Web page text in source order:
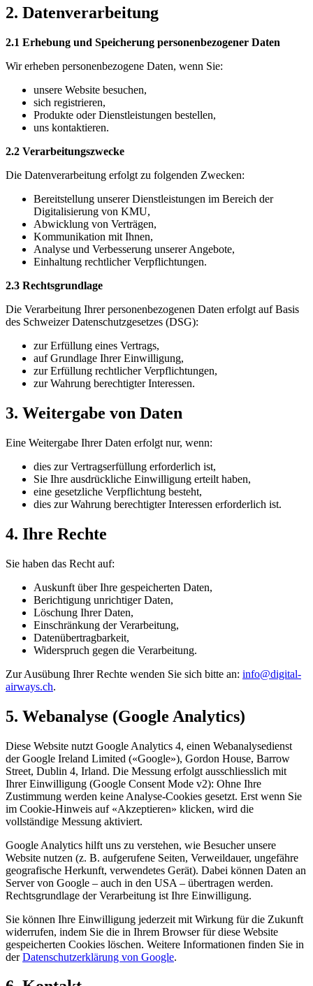
2. Datenverarbeitung
2.1 Erhebung und Speicherung personenbezogener Daten
Wir erheben personenbezogene Daten, wenn Sie:
unsere Website besuchen,
sich registrieren,
Produkte oder Dienstleistungen bestellen,
uns kontaktieren.
2.2 Verarbeitungszwecke
Die Datenverarbeitung erfolgt zu folgenden Zwecken:
Bereitstellung unserer Dienstleistungen im Bereich der
Digitalisierung von KMU,
Abwicklung von Verträgen,
Kommunikation mit Ihnen,
Analyse und Verbesserung unserer Angebote,
Einhaltung rechtlicher Verpflichtungen.
2.3 Rechtsgrundlage
Die Verarbeitung Ihrer personenbezogenen Daten erfolgt auf Basis
des Schweizer Datenschutzgesetzes (DSG):
zur Erfüllung eines Vertrags,
auf Grundlage Ihrer Einwilligung,
zur Erfüllung rechtlicher Verpflichtungen,
zur Wahrung berechtigter Interessen.
3. Weitergabe von Daten
Eine Weitergabe Ihrer Daten erfolgt nur, wenn:
dies zur Vertragserfüllung erforderlich ist,
Sie Ihre ausdrückliche Einwilligung erteilt haben,
eine gesetzliche Verpflichtung besteht,
dies zur Wahrung berechtigter Interessen erforderlich ist.
4. Ihre Rechte
Sie haben das Recht auf:
Auskunft über Ihre gespeicherten Daten,
Berichtigung unrichtiger Daten,
Löschung Ihrer Daten,
Einschränkung der Verarbeitung,
Datenübertragbarkeit,
Widerspruch gegen die Verarbeitung.
Zur Ausübung Ihrer Rechte wenden Sie sich bitte an: info@digital-
airways.ch.
5. Webanalyse (Google Analytics)
Diese Website nutzt Google Analytics 4, einen Webanalysedienst
der Google Ireland Limited («Google»), Gordon House, Barrow
Street, Dublin 4, Irland. Die Messung erfolgt ausschliesslich mit
Ihrer Einwilligung (Google Consent Mode v2): Ohne Ihre
Zustimmung werden keine Analyse-Cookies gesetzt. Erst wenn Sie
im Cookie-Hinweis auf «Akzeptieren» klicken, wird die
vollständige Messung aktiviert.
Google Analytics hilft uns zu verstehen, wie Besucher unsere
Website nutzen (z. B. aufgerufene Seiten, Verweildauer, ungefähre
geografische Herkunft, verwendetes Gerät). Dabei können Daten an
Server von Google – auch in den USA – übertragen werden.
Rechtsgrundlage der Verarbeitung ist Ihre Einwilligung.
Sie können Ihre Einwilligung jederzeit mit Wirkung für die Zukunft
widerrufen, indem Sie die in Ihrem Browser für diese Website
gespeicherten Cookies löschen. Weitere Informationen finden Sie in
derDatenschutzerklärung von Google.